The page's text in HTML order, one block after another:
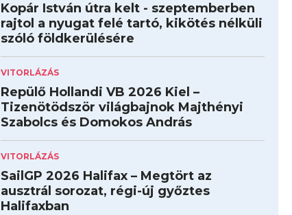
Kopár István útra kelt - szeptemberben
rajtol a nyugat felé tartó, kikötés nélküli
szóló földkerülésére
VITORLÁZÁS
Repülő Hollandi VB 2026 Kiel –
Tizenötödször világbajnok Majthényi
Szabolcs és Domokos András
VITORLÁZÁS
SailGP 2026 Halifax – Megtört az
ausztrál sorozat, régi-új győztes
Halifaxban